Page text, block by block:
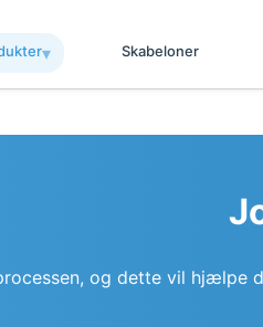
▾︎ Skabeloner
og dette vil